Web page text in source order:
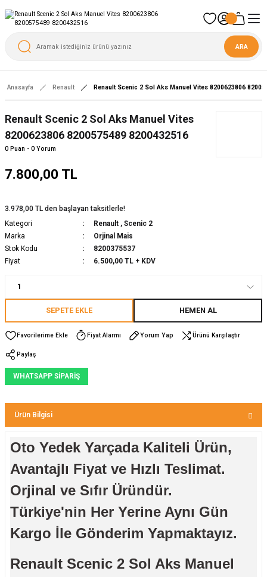
ARA
Anasayfa Renault Renault Scenic 2 Sol Aks Manuel Vites 8200623806
Renault Scenic 2 Sol Aks Manuel Vites
8200623806 8200575489 8200432516
0 Puan - 0 Yorum
7.800,00 TL
3.978,00 TL den başlayan taksitlerle!
Kategori
Renault , Scenic 2
Marka
Orjinal Mais
Stok Kodu
8200375537
Fiyat
6.500,00 TL + KDV
SEPETE EKLE HEMEN AL
Fiyat Alarmı Yorum Yap Ürünü Karşılaştır
Paylaş
WHATSAPP SİPARİŞ
Ürün Bilgisi
Oto Yedek Yarçada Kaliteli Ürün,
Avantajlı Fiyat ve Hızlı Teslimat.
Orjinal ve Sıfır Üründür.
Türkiye'nin Her Yerine Aynı Gün
Kargo İle Gönderim Yapmaktayız.
Renault Scenic 2 Sol Aks Manuel